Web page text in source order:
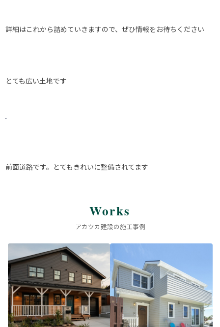
詳細はこれから詰めていきますので、ぜひ情報をお待ちください
とても広い土地です
前面道路です。とてもきれいに整備されてます
Works
アカツカ建設の施工事例